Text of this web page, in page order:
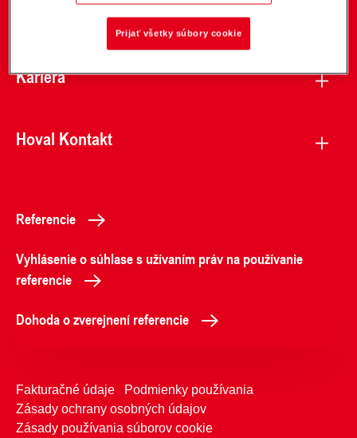
O spoločnosti
Kariéra
Hoval Kontakt
Referencie
Vyhlásenie o súhlase s užívaním práv na používanie
referencie
Dohoda o zverejnení referencie
Fakturačné údaje
Podmienky používania
Zásady ochrany osobných údajov
Zásady používania súborov cookie
Prijať všetky súbory cookie